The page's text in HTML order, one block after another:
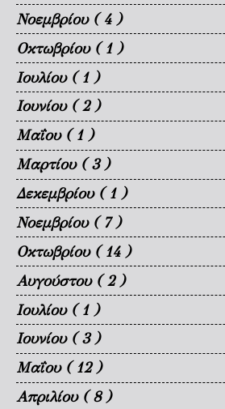
Νοεμβρίου ( 4 )
Οκτωβρίου ( 1 )
Ιουλίου ( 1 )
Ιουνίου ( 2 )
Μαΐου ( 1 )
Μαρτίου ( 3 )
Δεκεμβρίου ( 1 )
Νοεμβρίου ( 7 )
Οκτωβρίου ( 14 )
Αυγούστου ( 2 )
Ιουλίου ( 1 )
Ιουνίου ( 3 )
Μαΐου ( 12 )
Απριλίου ( 8 )